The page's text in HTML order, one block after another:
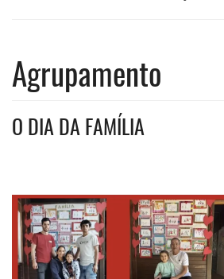
Agrupamento
O DIA DA FAMÍLIA